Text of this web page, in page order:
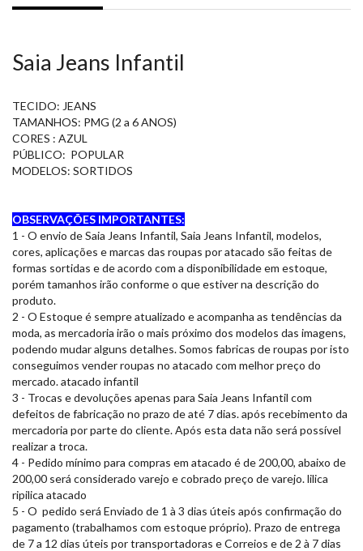
Saia Jeans Infantil
TECIDO: JEANS
TAMANHOS: PMG (2 a 6 ANOS)
CORES : AZUL
PÚBLICO: POPULAR
MODELOS: SORTIDOS
OBSERVAÇÕES IMPORTANTES:
1 - O envio de Saia Jeans Infantil, Saia Jeans Infantil, modelos,
cores, aplicações e marcas das roupas por atacado são feitas de
formas sortidas e de acordo com a disponibilidade em estoque,
porém tamanhos irão conforme o que estiver na descrição do
produto.
2 - O Estoque é sempre atualizado e acompanha as tendências da
moda, as mercadoria irão o mais próximo dos modelos das imagens,
podendo mudar alguns detalhes. Somos fabricas de roupas por isto
conseguimos vender roupas no atacado com melhor preço do
mercado. atacado infantil
3 - Trocas e devoluções apenas para Saia Jeans Infantil com
defeitos de fabricação no prazo de até 7 dias. após recebimento da
mercadoria por parte do cliente. Após esta data não será possível
realizar a troca.
4 - Pedido mínimo para compras em atacado é de 200,00, abaixo de
200,00 será considerado varejo e cobrado preço de varejo. lilica
ripilica atacado
5 - O pedido será Enviado de 1 à 3 dias úteis após confirmação do
pagamento (trabalhamos com estoque próprio). Prazo de entrega
de 7 a 12 dias úteis por transportadoras e Correios e de 2 à 7 dias